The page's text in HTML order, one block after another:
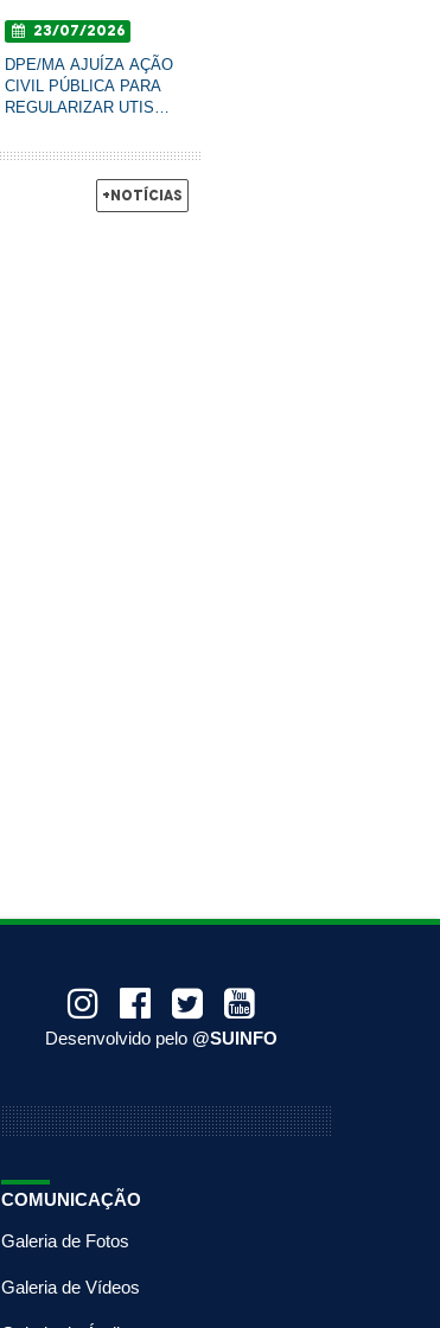
23/07/2026
DPE/MA AJUÍZA AÇÃO
CIVIL PÚBLICA PARA
REGULARIZAR UTIS
HOSPITAL DA CRIANÇA
+Notícias
Desenvolvido pelo @SUINFO
COMUNICAÇÃO
Galeria de Fotos
Galeria de Vídeos